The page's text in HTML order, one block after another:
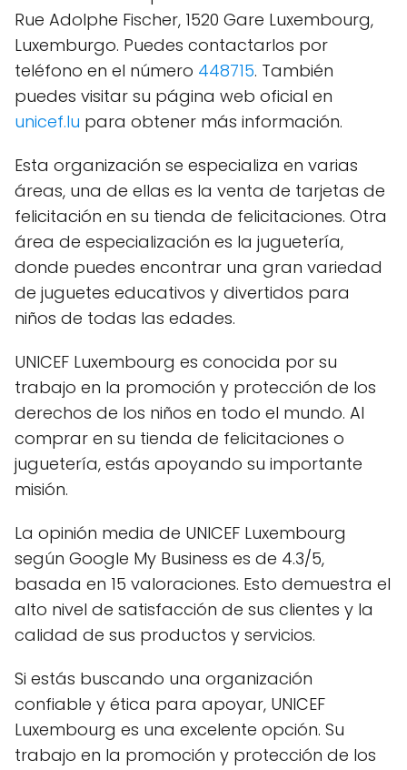
Rue Adolphe Fischer, 1520 Gare Luxembourg,
Luxemburgo. Puedes contactarlos por
teléfono en el número 448715. También
puedes visitar su página web oficial en
unicef.lu para obtener más información.
Esta organización se especializa en varias
áreas, una de ellas es la venta de tarjetas de
felicitación en su tienda de felicitaciones. Otra
área de especialización es la juguetería,
donde puedes encontrar una gran variedad
de juguetes educativos y divertidos para
niños de todas las edades.
UNICEF Luxembourg es conocida por su
trabajo en la promoción y protección de los
derechos de los niños en todo el mundo. Al
comprar en su tienda de felicitaciones o
juguetería, estás apoyando su importante
misión.
La opinión media de UNICEF Luxembourg
según Google My Business es de 4.3/5,
basada en 15 valoraciones. Esto demuestra el
alto nivel de satisfacción de sus clientes y la
calidad de sus productos y servicios.
Si estás buscando una organización
confiable y ética para apoyar, UNICEF
Luxembourg es una excelente opción. Su
trabajo en la promoción y protección de los